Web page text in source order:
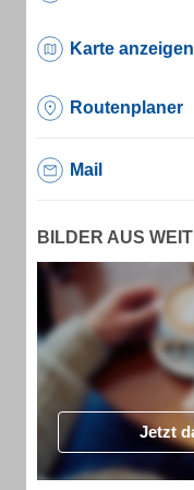
Karte anzeigen
Routenplaner
Mail
BILDER AUS
Jetzt